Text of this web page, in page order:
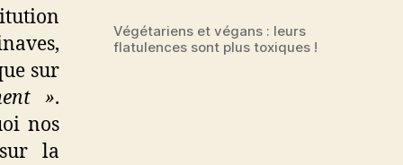
Végétariens et végans : leurs
flatulences sont plus toxiques !
sur
».
nos
la